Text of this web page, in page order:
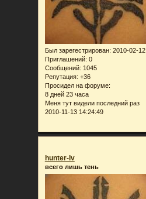
Был зарегестрирован: 2010-02-12
Приглашений: 0
Сообщений: 1045
Репутация: +36
Просидел на форуме:
8 дней 23 часа
Меня тут видели последний раз
2010-11-13 14:24:49
hunter-lv
всего лишь тень